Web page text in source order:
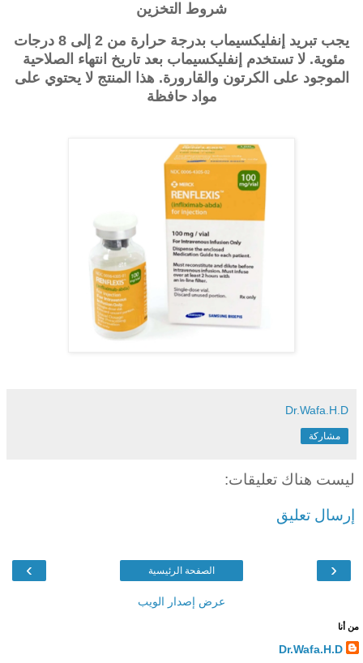
شروط التخزين
يجب تبريد إنفليكسيماب بدرجة حرارة من 2 إلى 8 درجات
مئوية. لا تستخدم إنفليكسيماب بعد تاريخ انتهاء الصلاحية
الموجود على الكرتون والقارورة. هذا المنتج لا يحتوي على
مواد حافظة
Dr.Wafa.H.D
مشاركة
ليست هناك تعليقات:
إرسال تعليق
‹
› الصفحة الرئيسية
عرض إصدار الويب
من أنا
Dr.Wafa.H.D